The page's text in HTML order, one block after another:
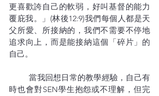
更喜歡誇自己的軟弱，好叫基督的能力
覆庇我。」(林後12:9)我們每個人都是天
父所愛、所接納的，我們不需要不停地
追求向上，而是能接納這個「碎片」的
自己。
	當我回想日常的教學經驗，自己有
時也會對SEN學生抱怨或不理解，但完